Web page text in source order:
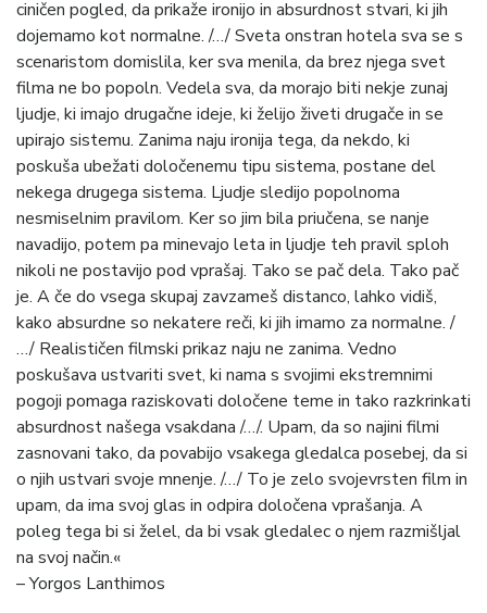
ciničen pogled, da prikaže ironijo in absurdnost stvari, ki jih
dojemamo kot normalne. /…/ Sveta onstran hotela sva se s
scenaristom domislila, ker sva menila, da brez njega svet
filma ne bo popoln. Vedela sva, da morajo biti nekje zunaj
ljudje, ki imajo drugačne ideje, ki želijo živeti drugače in se
upirajo sistemu. Zanima naju ironija tega, da nekdo, ki
poskuša ubežati določenemu tipu sistema, postane del
nekega drugega sistema. Ljudje sledijo popolnoma
nesmiselnim pravilom. Ker so jim bila priučena, se nanje
navadijo, potem pa minevajo leta in ljudje teh pravil sploh
nikoli ne postavijo pod vprašaj. Tako se pač dela. Tako pač
je. A če do vsega skupaj zavzameš distanco, lahko vidiš,
kako absurdne so nekatere reči, ki jih imamo za normalne. /
…/ Realističen filmski prikaz naju ne zanima. Vedno
poskušava ustvariti svet, ki nama s svojimi ekstremnimi
pogoji pomaga raziskovati določene teme in tako razkrinkati
absurdnost našega vsakdana /…/. Upam, da so najini filmi
zasnovani tako, da povabijo vsakega gledalca posebej, da si
o njih ustvari svoje mnenje. /…/ To je zelo svojevrsten film in
upam, da ima svoj glas in odpira določena vprašanja. A
poleg tega bi si želel, da bi vsak gledalec o njem razmišljal
na svoj način.«
– Yorgos Lanthimos